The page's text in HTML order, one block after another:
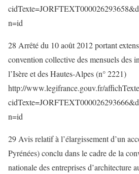
n=id
28 Arrêté du 10 août 2012 portant
convention collective des mensuels des
l’Isère et des Hautes-Alpes (n° 2221)
http://www.legifrance.gouv.fr/
n=id
29 Avis relatif à l’élargissement d’un
Pyrénées) conclu dans le cadre de la
nationale des entreprises d’architecture